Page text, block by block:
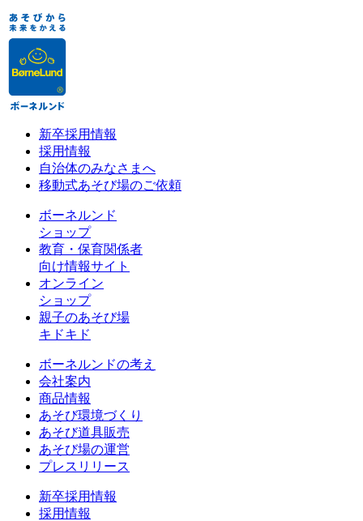
新卒採用情報
採用情報
自治体のみなさまへ
移動式あそび場のご依頼
ボーネルンド
ショップ
教育・保育関係者
向け情報サイト
オンライン
ショップ
親子のあそび場
キドキド
ボーネルンドの考え
会社案内
商品情報
あそび環境づくり
あそび道具販売
あそび場の運営
プレスリリース
新卒採用情報
採用情報